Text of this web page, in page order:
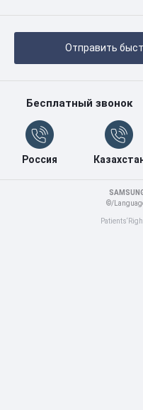
Отправить
Бесплатный звонок
Россия
©/